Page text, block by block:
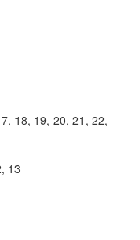
18, 19, 20, 21, 22,
13